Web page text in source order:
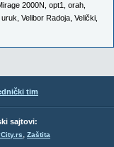
2000N opt1 orah
uruk Velibor Radoja Velički
tim
sajtovi:
, Zaštita